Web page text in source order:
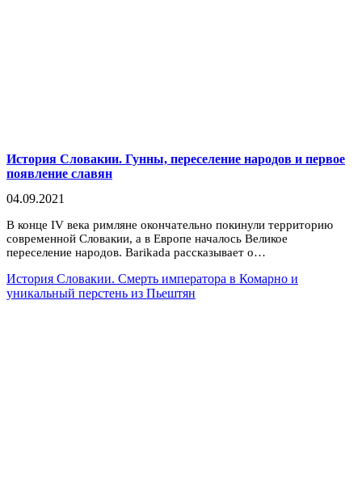
История Словакии. Гунны, переселение народов и первое
появление славян
04.09.2021
В конце IV века римляне окончательно покинули территорию
современной Словакии, а в Европе началось Великое
переселение народов. Barikada рассказывает о…
История Словакии. Смерть императора в Комарно и
уникальный перстень из Пьештян